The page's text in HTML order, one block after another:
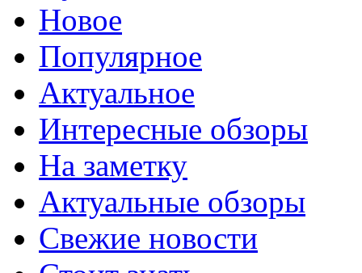
Новое
Популярное
Актуальное
Интересные обзоры
На заметку
Актуальные обзоры
Свежие новости